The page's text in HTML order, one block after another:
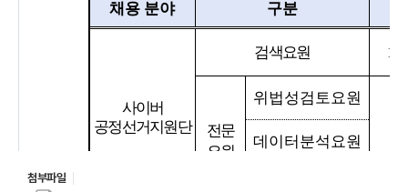
첨부파일